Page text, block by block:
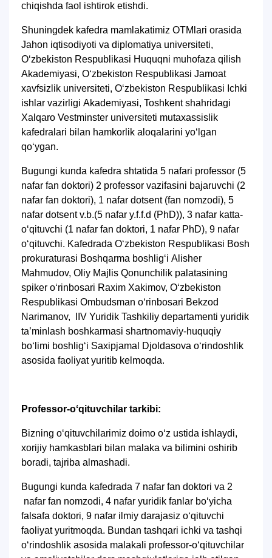
chiqishda faol ishtirok etishdi.
Shuningdek kafedra mamlakatimiz OTMlari orasida
Jahon iqtisodiyoti va diplomatiya universiteti,
Oʻzbekiston Respublikasi Huquqni muhofaza qilish
Аkademiyasi, Oʻzbekiston Respublikasi Jamoat
xavfsizlik universiteti, Oʻzbekiston Respublikasi Ichki
ishlar vazirligi Аkademiyasi, Toshkent shahridagi
Xalqaro Vestminster universiteti mutaxassislik
kafedralari bilan hamkorlik aloqalarini yoʻlgan
qoʻygan.
Bugungi kunda kafedra shtatida 5 nafari professor (5
nafar fan doktori) 2 professor vazifasini bajaruvchi (2
nafar fan doktori), 1 nafar dotsent (fan nomzodi), 5
nafar dotsent v.b.(5 nafar y.f.f.d (PhD)), 3 nafar katta-
o‘qituvchi (1 nafar fan doktori, 1 nafar PhD), 9 nafar
o‘qituvchi. Kafedrada Oʻzbekiston Respublikasi Bosh
prokuraturasi Boshqarma boshligʻi Аlisher
Mahmudov, Oliy Majlis Qonunchilik palatasining
spiker o‘rinbosari Raxim Xakimov, Oʻzbekiston
Respublikasi Ombudsman o‘rinbosari Bekzod
Narimanov, IIV Yuridik Tashkiliy departamenti yuridik
ta’minlash boshkarmasi shartnomaviy-huquqiy
bo‘limi boshlig‘i Saxipjamal Djoldasova oʻrindoshlik
asosida faoliyat yuritib kelmoqda.
Professor-oʻqituvchilar tarkibi:
Bizning oʻqituvchilarimiz doimo oʻz ustida ishlaydi,
xorijiy hamkasblari bilan malaka va bilimini oshirib
boradi, tajriba almashadi.
Bugungi kunda kafedrada 7 nafar fan doktori va 2
nafar fan nomzodi, 4 nafar yuridik fanlar bo‘yicha
falsafa doktori, 9 nafar ilmiy darajasiz oʻqituvchi
faoliyat yuritmoqda. Bundan tashqari ichki va tashqi
oʻrindoshlik asosida malakali professor-oʻqituvchilar